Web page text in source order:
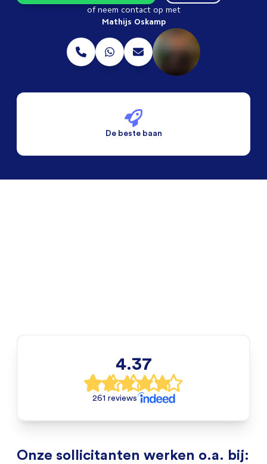
of neem contact op met
Mathijs Oskamp
De beste baan
4.37
261 reviews
Onze sollicitanten werken o.a. bij: